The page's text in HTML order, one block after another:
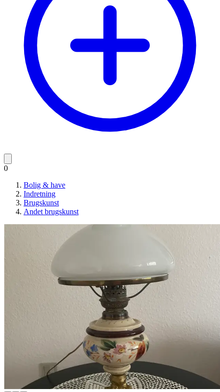
0
Bolig & have
Indretning
Brugskunst
Andet brugskunst